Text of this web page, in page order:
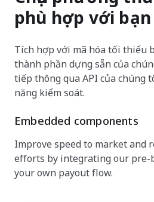
phù hợp với bạn
Tích hợp với mã hóa tối thiểu
thành phần dựng sẵn của
tiếp thông qua API của chúng
năng kiểm soát.
Embedded components
Improve speed to market and
efforts by integrating our
your own payout flow.